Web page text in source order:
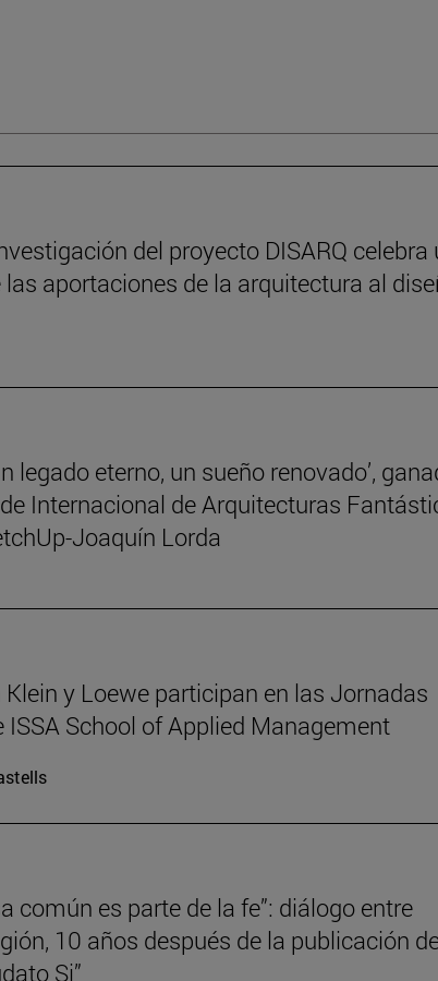
del proyecto DISARQ celebra
las aportaciones de la arquitectura al
legado eterno, un sueño renovado’,
Internacional de Arquitecturas
Joaquín Lorda
Klein y Loewe participan en las Jornadas
ISSA School of Applied Management
común es parte de la fe”: diálogo entre
10 años después de la publicación
Si”